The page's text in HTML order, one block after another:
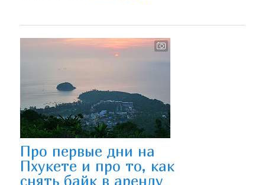
Про первые дни на
Пхукете и про то, как
снять байк в аренду